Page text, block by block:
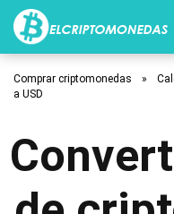
Comprar criptomonedas »
a USD